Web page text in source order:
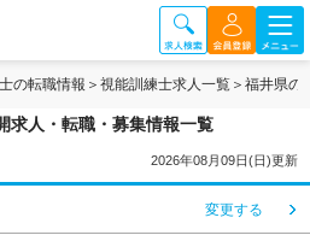
の転職情報 視能訓練士求人一覧 福井県の
求人・転職・募集情報一覧
2026年08月09日(日)更新
変更する